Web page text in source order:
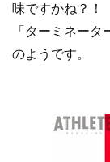
味ですかね？！
「ターミネー
のようです。